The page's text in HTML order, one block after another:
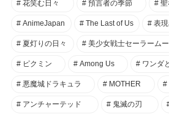
花笑む日々 預言者の季節 聖
AnimeJapan The Last of Us 表
夏灯りの日々 美少女戦士セーラーム
ピクミン Among Us ワンダ
悪魔城ドラキュラ MOTHER
アンチャーテッド 鬼滅の刃